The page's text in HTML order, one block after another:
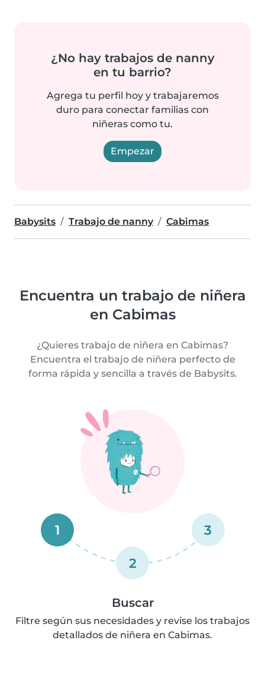
¿No hay trabajos de nanny
en tu barrio?
Agrega tu perfil hoy y trabajaremos
duro para conectar familias con
niñeras como tu.
Empezar
Babysits Trabajo de nanny Cabimas
Encuentra un trabajo de niñera
en Cabimas
¿Quieres trabajo de niñera en Cabimas?
Encuentra el trabajo de niñera perfecto de
forma rápida y sencilla a través de Babysits.
1
2
3
Buscar
Filtre según sus necesidades y revise los trabajos
detallados de niñera en Cabimas.